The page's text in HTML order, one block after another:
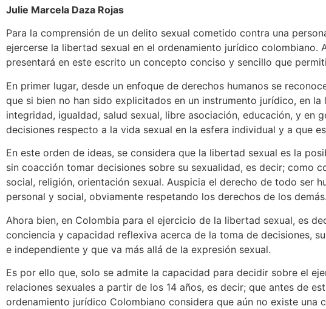
Julie Marcela Daza Rojas
Para la comprensión de un delito sexual cometido contra una
ejercerse la libertad sexual en el ordenamiento jurídico
presentará en este escrito un concepto conciso y sencillo que
En primer lugar, desde un enfoque de derechos humanos se
que si bien no han sido explicitados en un instrumento jurídico, en
integridad, igualdad, salud sexual, libre asociación, educación, y
decisiones respecto a la vida sexual en la esfera individual y a que
En este orden de ideas, se considera que la libertad sexual es la
sin coacción tomar decisiones sobre su sexualidad, es decir; como
social, religión, orientación sexual. Auspicia el derecho de todo ser
personal y social, obviamente respetando los derechos de los demás.
Ahora bien, en Colombia para el ejercicio de la libertad sexual, es
conciencia y capacidad reflexiva acerca de la toma de decisiones,
e independiente y que va más allá de la expresión sexual.
Es por ello que, solo se admite la capacidad para decidir sobre el
relaciones sexuales a partir de los 14 años, es decir; que antes de
ordenamiento jurídico Colombiano considera que aún no existe